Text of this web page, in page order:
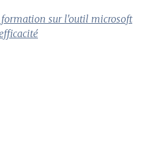
formation sur l'outil microsoft